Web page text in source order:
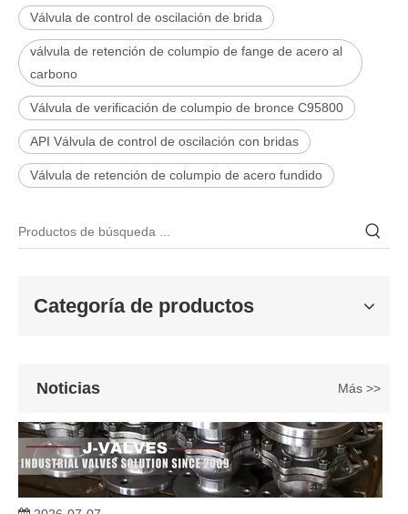
Válvula de control de oscilación de brida
válvula de retención de columpio de fange de acero al
carbono
Válvula de verificación de columpio de bronce C95800
API Válvula de control de oscilación con bridas
Válvula de retención de columpio de acero fundido
Categoría de productos
Noticias Más >>
2026-06-25
En ingeniería marina, plataformas marinas y entornos